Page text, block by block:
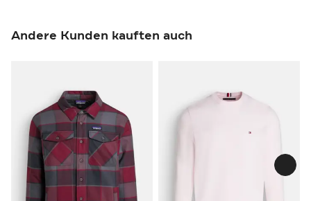
Andere Kunden kauften auch